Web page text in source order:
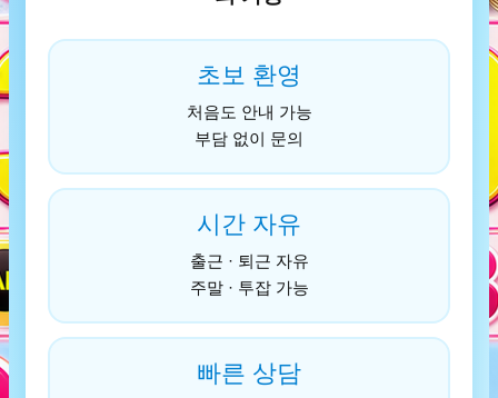
초보 환영
처음도 안내 가능
부담 없이 문의
시간 자유
출근 · 퇴근 자유
주말 · 투잡 가능
빠른 상담